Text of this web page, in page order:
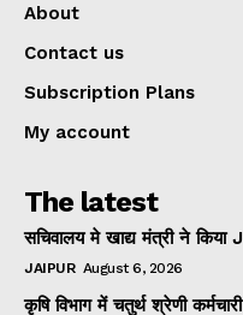
About
Contact us
Subscription Plans
My account
The latest
सचिवालय मे खाद्य मंत्री ने
JAIPUR August 6, 2026
कृषि विभाग में चतुर्थ श्रेणी